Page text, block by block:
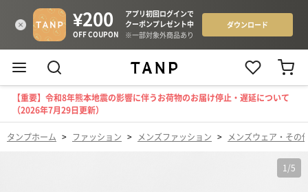
【重要】令和8年熊本地震の影響に伴うお荷物のお届け停止・遅延について
（2026年7月29日更新）
タンプホーム > ファッション > メンズファッション > メンズウェア・その
1 /5